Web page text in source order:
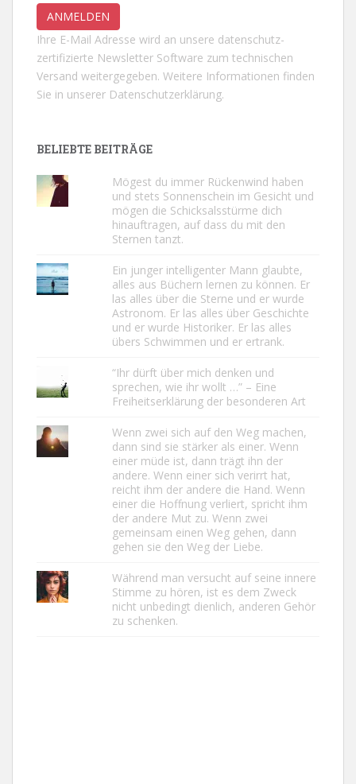
Ihre E-Mail Adresse wird an unsere datenschutz-
zertifizierte Newsletter Software zum technischen
Versand weitergegeben. Weitere Informationen finden
Sie in unserer Datenschutzerklärung.
BELIEBTE BEITRÄGE
Mögest du immer Rückenwind haben
und stets Sonnenschein im Gesicht und
mögen die Schicksalsstürme dich
hinauftragen, auf dass du mit den
Sternen tanzt.
Ein junger intelligenter Mann glaubte,
alles aus Büchern lernen zu können. Er
las alles über die Sterne und er wurde
Astronom. Er las alles über Geschichte
und er wurde Historiker. Er las alles
übers Schwimmen und er ertrank.
“Ihr dürft über mich denken und
sprechen, wie ihr wollt …” – Eine
Freiheitserklärung der besonderen Art
Wenn zwei sich auf den Weg machen,
dann sind sie stärker als einer. Wenn
einer müde ist, dann trägt ihn der
andere. Wenn einer sich verirrt hat,
reicht ihm der andere die Hand. Wenn
einer die Hoffnung verliert, spricht ihm
der andere Mut zu. Wenn zwei
gemeinsam einen Weg gehen, dann
gehen sie den Weg der Liebe.
Während man versucht auf seine innere
Stimme zu hören, ist es dem Zweck
nicht unbedingt dienlich, anderen Gehör
zu schenken.